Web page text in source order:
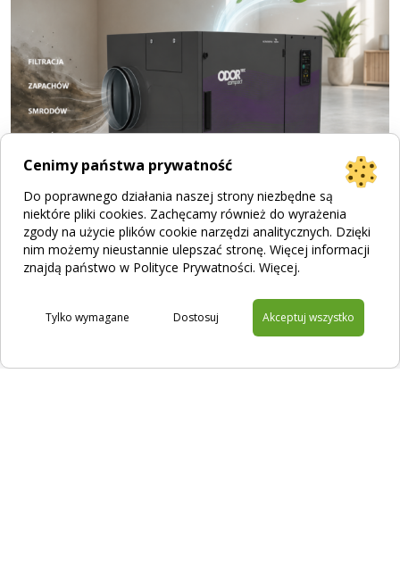
Jak działa filtracja zapachu? Poznaj urządzenia
ODORcut i ODORtec
Cenimy państwa prywatność
Do poprawnego działania naszej strony niezbędne są
niektóre pliki cookies. Zachęcamy również do wyrażenia
zgody na użycie plików cookie narzędzi analitycznych. Dzięki
nim możemy nieustannie ulepszać stronę. Więcej informacji
znajdą państwo w Polityce Prywatności. Więcej.
Dostosuj
Tylko wymagane Akceptuj wszystko